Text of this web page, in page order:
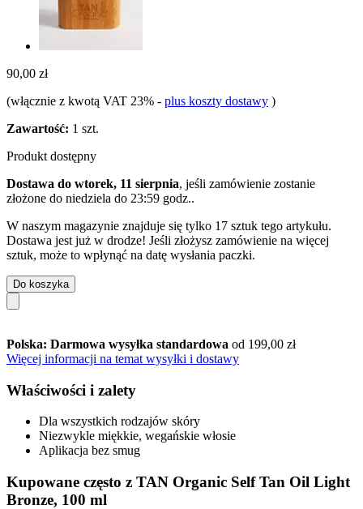
90,00 zł
(włącznie z kwotą VAT 23% - plus koszty dostawy )
Zawartość: 1 szt.
Produkt dostępny
Dostawa do wtorek, 11 sierpnia, jeśli zamówienie zostanie
złożone do niedziela do 23:59 godz..
W naszym magazynie znajduje się tylko 17 sztuk tego artykułu.
Dostawa jest już w drodze! Jeśli złożysz zamówienie na więcej
sztuk, może to wpłynąć na datę wysłania paczki.
Do koszyka
Polska: Darmowa wysyłka standardowa od 199,00 zł
Więcej informacji na temat wysyłki i dostawy
Właściwości i zalety
Dla wszystkich rodzajów skóry
Niezwykle miękkie, wegańskie włosie
Aplikacja bez smug
Kupowane często z TAN Organic Self Tan Oil Light
Bronze, 100 ml